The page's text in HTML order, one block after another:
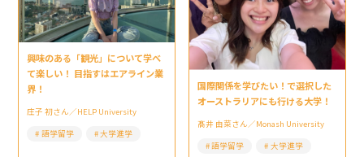
興味のある「観光」について学べ
て楽しい！ 目指すはエアライン業
界！
庄子 初さん／HELP University
語学留学
大学進学
国際関係を学びたい！で選択した
オーストラリアにも行ける大学！
髙井 由菜さん／Monash University
語学留学
大学進学